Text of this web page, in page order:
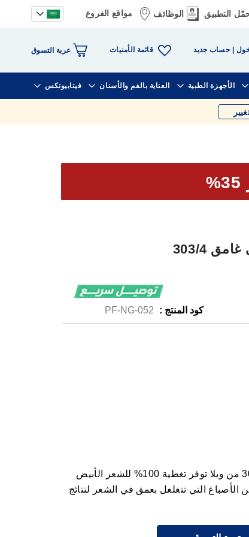
التطبيق الوظائف مواقع الفروع
حساب جديد قائمة الأمنيات عربة التسوق
الأجهزة الطبية العناية بالفم والأسنان فيتابيوتكس
303/4
كود المنتج : PF-NG-052
كوليستون صبغة شعر كستنائي غامق 303/4 من ويلا توفر تغطية 100% للشعر الأبيض
معزز بملايين الأصباغ التي تتغلغل بعمق في الشعر لنتائج